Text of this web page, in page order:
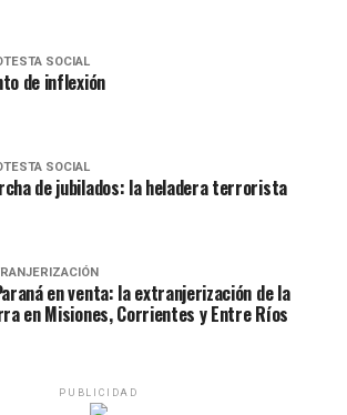
SOCIAL
de inflexión
SOCIAL
de jubilados: la heladera terrorista
en venta: la extranjerización de la
en Misiones, Corrientes y Entre Ríos
PUBLICIDAD